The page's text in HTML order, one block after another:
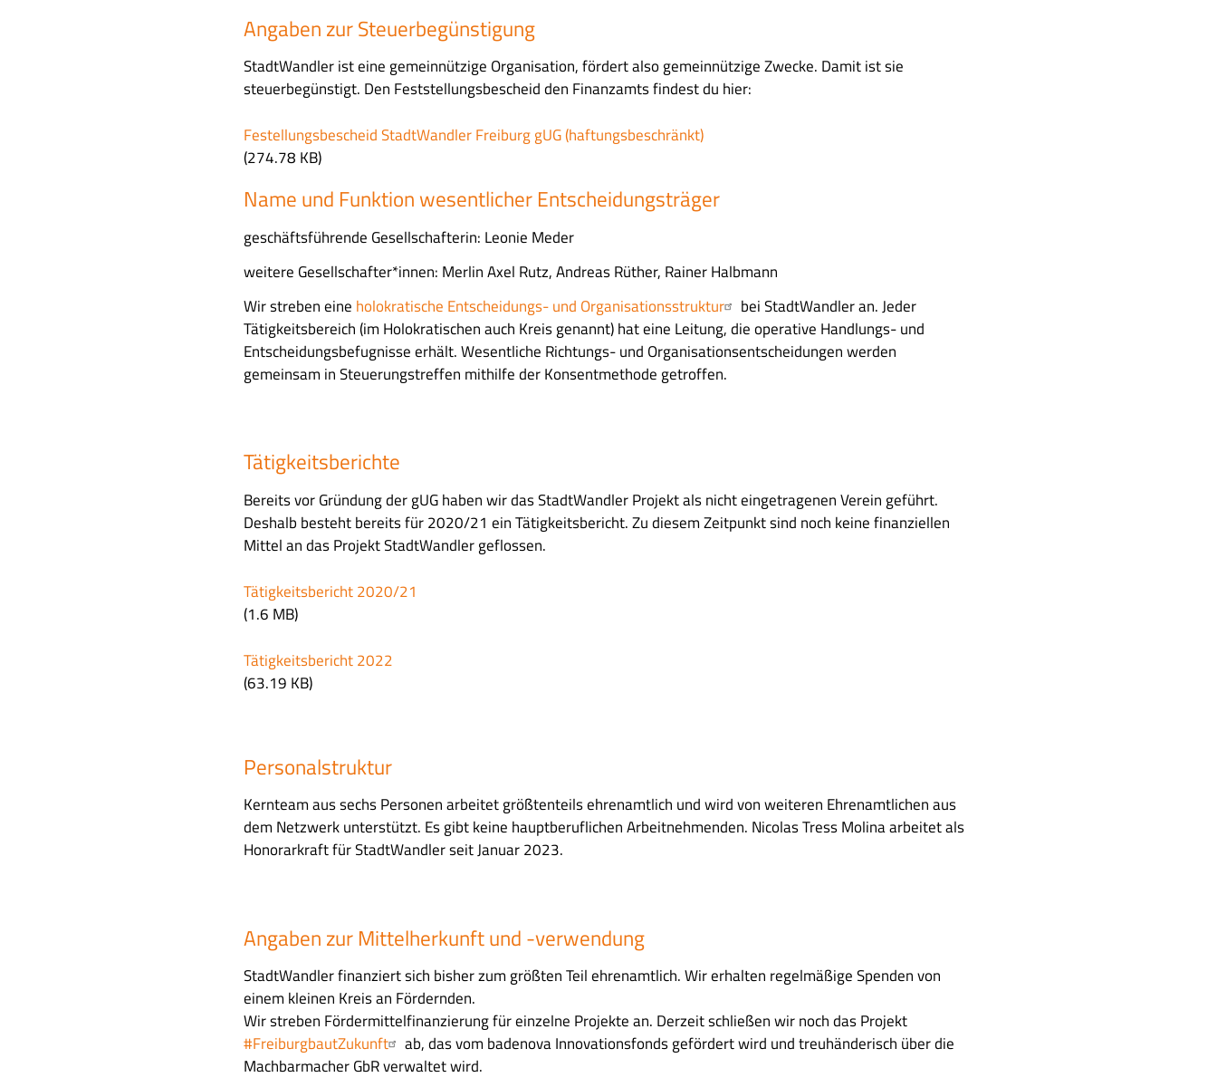
Angaben zur Steuerbegünstigung
StadtWandler ist eine gemeinnützige Organisation, fördert also gemeinnützige Zwecke. Damit ist sie
steuerbegünstigt. Den Feststellungsbescheid den Finanzamts findest du hier:
F
i
e
Festellungsbescheid StadtWandler Freiburg gUG (haftungsbeschränkt)
(274.78 KB)
Name und Funktion wesentlicher Entscheidungsträger
geschäftsführende Gesellschafterin: Leonie Meder
weitere Gesellschafter*innen: Merlin Axel Rutz, Andreas Rüther, Rainer Halbmann
Wir streben eine holokratische Entscheidungs- und Organisationsstruktur
bei StadtWandler an. Jeder
Tätigkeitsbereich (im Holokratischen auch Kreis genannt) hat eine Leitung, die operative Handlungs- und
Entscheidungsbefugnisse erhält. Wesentliche Richtungs- und Organisationsentscheidungen werden
gemeinsam in Steuerungstreffen mithilfe der Konsentmethode getroffen.
Tätigkeitsberichte
Bereits vor Gründung der gUG haben wir das StadtWandler Projekt als nicht eingetragenen Verein geführt.
Deshalb besteht bereits für 2020/21 ein Tätigkeitsbericht. Zu diesem Zeitpunkt sind noch keine finanziellen
Mittel an das Projekt StadtWandler geflossen.
F
i
e
Tätigkeitsbericht 2020/21
(1.6 MB)
F
i
Tätigkeitsbericht 2022
(63.19 KB)
Personalstruktur
Kernteam aus sechs Personen arbeitet größtenteils ehrenamtlich und wird von weiteren Ehrenamtlichen aus
dem Netzwerk unterstützt. Es gibt keine hauptberuflichen Arbeitnehmenden. Nicolas Tress Molina arbeitet als
Honorarkraft für StadtWandler seit Januar 2023.
Angaben zur Mittelherkunft und -verwendung
StadtWandler finanziert sich bisher zum größten Teil ehrenamtlich. Wir erhalten regelmäßige Spenden von
einem kleinen Kreis an Fördernden.
Wir streben Fördermittelfinanzierung für einzelne Projekte an. Derzeit schließen wir noch das Projekt
#FreiburgbautZukunft
ab, das vom badenova Innovationsfonds gefördert wird und treuhänderisch über die
Machbarmacher GbR verwaltet wird.